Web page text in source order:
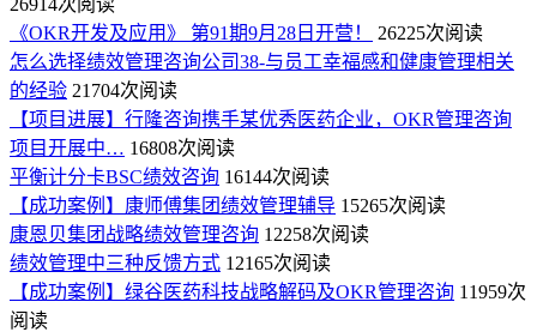
《OKR开发及应用》 第91期9月28日开营！
26225次阅读
怎么选择绩效管理咨询公司38-与员工幸福感和健康管理相关
的经验 21704次阅读
【项目进展】行隆咨询携手某优秀医药企业，OKR管理咨询
项目开展中… 16808次阅读
平衡计分卡BSC绩效咨询 16144次阅读
【成功案例】康师傅集团绩效管理辅导 15265次阅读
康恩贝集团战略绩效管理咨询 12258次阅读
绩效管理中三种反馈方式 12165次阅读
【成功案例】绿谷医药科技战略解码及OKR管理咨询 11959次
阅读